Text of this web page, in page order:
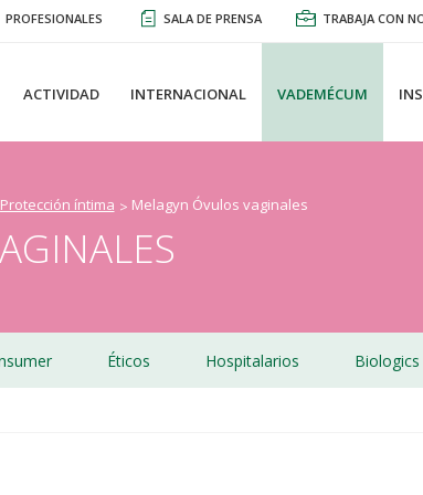
PROFESIONALES SALA DE PRENSA TRABAJA CON
ACTIVIDAD INTERNACIONAL VADEMÉCUM
Protección íntima Melagyn Óvulos vaginales
Éticos Hospitalarios Biologics